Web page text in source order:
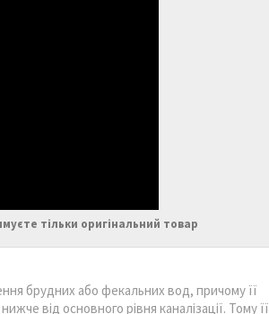
тільки оригінальний товар
брудних або фекальних вод, причому її
від основного рівня каналізації. Тому її